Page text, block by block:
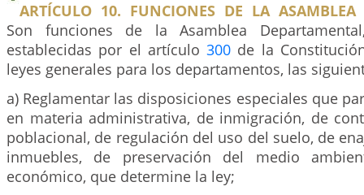
ARTÍCULO 10. FUNCIONES DE LA ASAMBLEA
Son funciones de la Asamblea
establecidas por el artículo300 de la
leyes generales para los departamentos, las
a) Reglamentar las disposiciones especiales que
en materia administrativa, de inmigración, de
poblacional, de regulación del uso del suelo, de
inmuebles, de preservación del medio
económico, que determine la ley;